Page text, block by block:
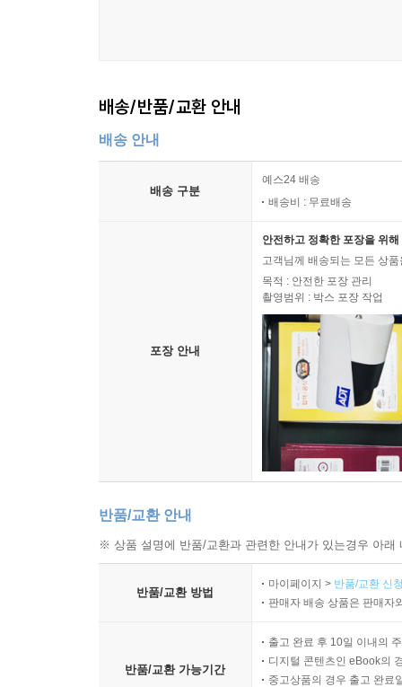
배송/반품/교환 안내
배송 안내
배송 구분
예스24 배송
배송비 : 무료배송
포장 안내
안전하고 정확한 포장을 위
고객님께 배송되는 모든 상
목적 : 안전한 포장 관리
촬영범위 : 박스 포장 작업
반품/교환 안내
※ 상품 설명에 반품/교환과 관련한 안내가 있는경우 아
반품/교환 방법
마이페이지 > 반품/교환 신
판매자 배송 상품은 판매자
반품/교환 가능기간
출고 완료 후 10일 이내의
디지털 콘텐츠인 eBook의
중고상품의 경우 출고 완료